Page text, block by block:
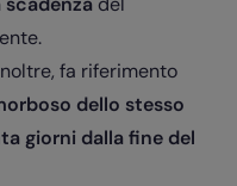
fa riferimento
dello stesso
giorni dalla fine del